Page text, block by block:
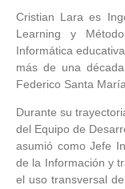
Cristian Lara es
Learning y
Informática
más de una
Federico Santa
Durante su
del Equipo de
asumió como Jefe
de la Información y
el uso transversal